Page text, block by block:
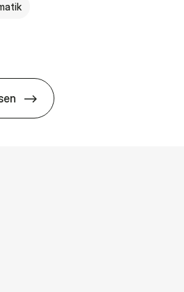
i mar­keds- og kul­tu­r­a­na­ly­se